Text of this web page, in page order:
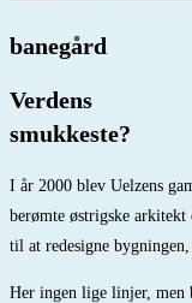
banegård
Verdens
smukkeste?
I år 2000 blev Uelzens
berømte østrigske
til at redesigne
Her ingen lige linjer, men